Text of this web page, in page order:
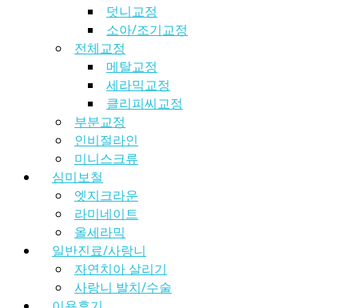
덧니교정
소아/조기교정
전체교정
메탈교정
세라믹교정
클리피씨교정
부분교정
인비절라인
미니스크류
심미보철
엣지크라운
라미네이트
올세라믹
일반진료/사랑니
자연치아 살리기
사랑니 발치/수술